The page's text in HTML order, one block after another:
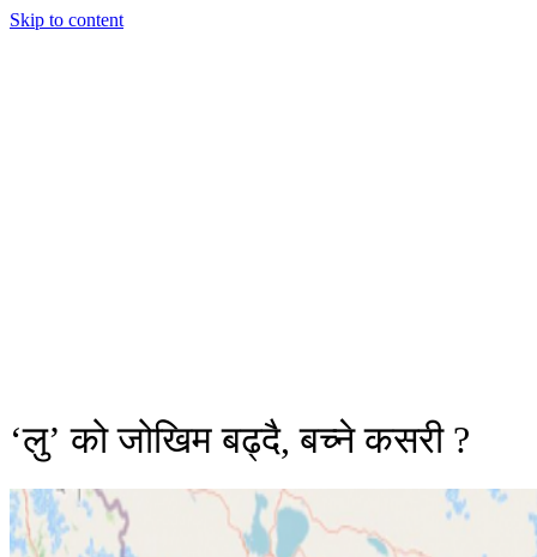
Skip to content
‘लु’ को जोखिम बढ्दै, बच्ने कसरी ?